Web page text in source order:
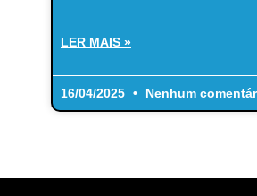
LER MAIS »
16/04/2025 Nenhum